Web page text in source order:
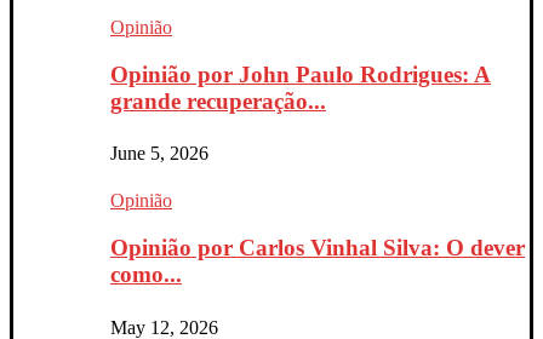
Opinião
Opinião por John Paulo Rodrigues: A
grande recuperação...
June 5, 2026
Opinião
Opinião por Carlos Vinhal Silva: O dever
como...
May 12, 2026